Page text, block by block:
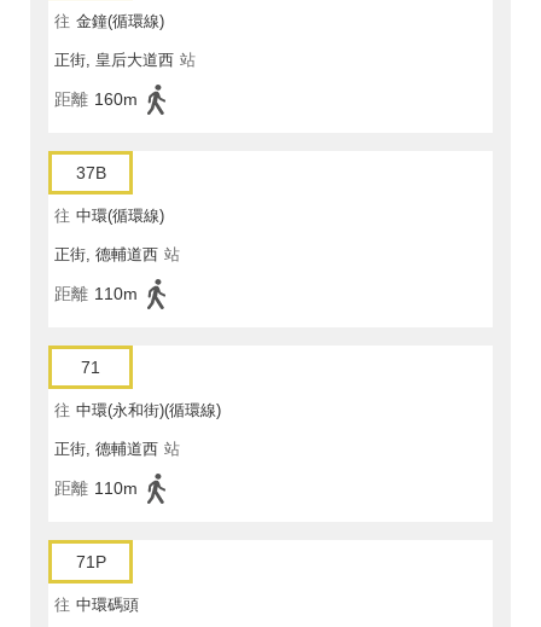
往 金鐘(循環線)
正街, 皇后大道西 站
距離 160m
37B
往 中環(循環線)
正街, 德輔道西 站
距離 110m
71
往 中環(永和街)(循環線)
正街, 德輔道西 站
距離 110m
71P
往 中環碼頭